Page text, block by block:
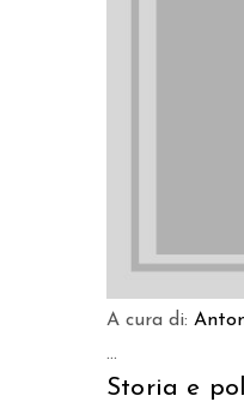
A cura di:
...
Storia e